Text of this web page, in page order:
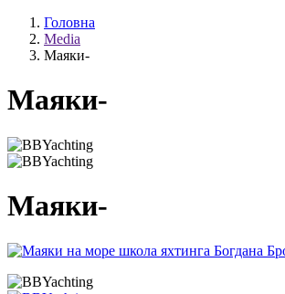
Головна
Media
Маяки-
Маяки-
Маяки-